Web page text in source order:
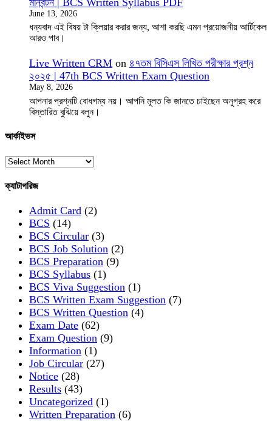
June 13, 2026
ধন্যবাদ এই বিষয় টা ক্লিয়ার করার জন্য, আশা করছি এমন প্রয়োজনীয় আর্টিকেল
আরও পাব।
Live Written CRM on ৪৭তম বিসিএস লিখিত পরীক্ষার প্রশ্ন
২০২৫ | 47th BCS Written Exam Question
May 8, 2026
আপনার প্রশ্নটি বোধগম্য নয়। আপনি মূলত কি জানতে চাইছেন অনুগ্রহ করে
বিস্তারিত বুঝিয়ে বলুন।
আর্কাইভস
ক্যাটাগরিজ
Admit Card (2)
BCS (14)
BCS Circular (3)
BCS Job Solution (2)
BCS Preparation (9)
BCS Syllabus (1)
BCS Viva Suggestion (1)
BCS Written Exam Suggestion (7)
BCS Written Question (4)
Exam Date (62)
Exam Question (9)
Information (1)
Job Circular (27)
Notice (28)
Results (43)
Uncategorized (1)
Written Preparation (6)